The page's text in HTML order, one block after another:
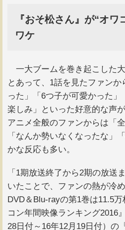
『おそ松さん』が“オワ
ワケ
一大ブームを巻き起こした
とあって、1話を見たファン
った」「6つ子が可愛かった
楽しみ」といった好意的な声
アニメ全般のファンからは「
「なんか勢いなくなったな」
かな反応も多い。
「1期放送終了から2期の放送
いたことで、ファンの熱が冷
DVD＆Blu-rayの第1巻は11.5
コン年間映像ランキング2016
28日付～16年12月19日付）の